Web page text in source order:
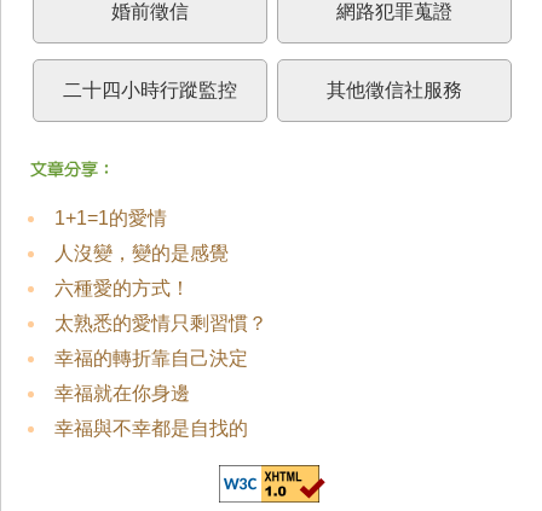
婚前徵信 網路犯罪蒐證
二十四小時行蹤監控 其他徵信社服務
1+1=1的愛情
人沒變，變的是感覺
六種愛的方式！
太熟悉的愛情只剩習慣？
幸福的轉折靠自己決定
幸福就在你身邊
幸福與不幸都是自找的